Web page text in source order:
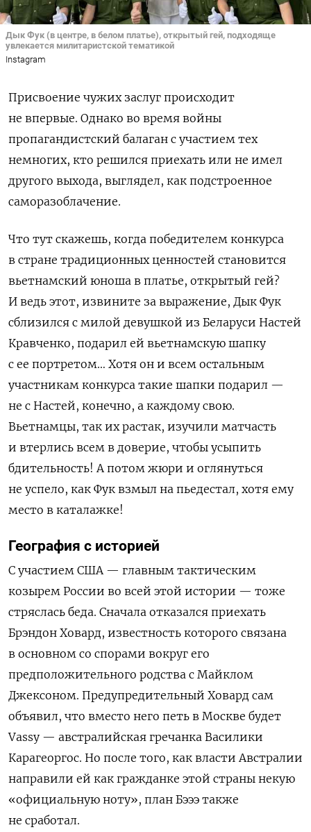
Дык Фук (в центре, в белом платье), открытый гей, подходяще
увлекается милитаристской тематикой
Instagram
Присвоение чужих заслуг происходит
не впервые. Однако во время войны
пропагандистский балаган с участием тех
немногих, кто решился приехать или не имел
другого выхода, выглядел, как подстроенное
саморазоблачение.
Что тут скажешь, когда победителем конкурса
в стране традиционных ценностей становится
вьетнамский юноша в платье, открытый гей?
И ведь этот, извините за выражение, Дык Фук
сблизился с милой девушкой из Беларуси Настей
Кравченко, подарил ей вьетнамскую шапку
с ее портретом… Хотя он и всем остальным
участникам конкурса такие шапки подарил —
не с Настей, конечно, а каждому свою.
Вьетнамцы, так их растак, изучили матчасть
и втерлись всем в доверие, чтобы усыпить
бдительность! А потом жюри и оглянуться
не успело, как Фук взмыл на пьедестал, хотя ему
место в каталажке!
География с историей
С участием США — главным тактическим
козырем России во всей этой истории — тоже
стряслась беда. Сначала отказался приехать
Брэндон Ховард, известность которого связана
в основном со спорами вокруг его
предположительного родства с Майклом
Джексоном. Предупредительный Ховард сам
объявил, что вместо него петь в Москве будет
Vassy — австралийская гречанка Василики
Карагеоргос. Но после того, как власти Австралии
направили ей как гражданке этой страны некую
«официальную ноту», план Бэээ также
не сработал.